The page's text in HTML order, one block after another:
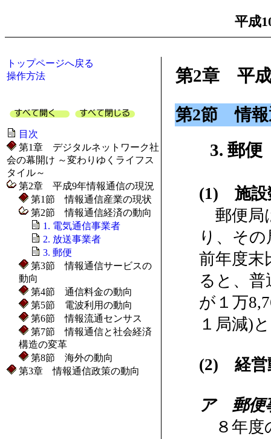
平成
トップページへ戻る
操作方法
目次
第1章 デジタルネットワーク社
会の幕開け ～変わりゆくライフス
タイル～
第2章 平成9年情報通信の現況
第1節 情報通信産業の現状
第2節 情報通信経済の動向
1. 電気通信事業者
2. 放送事業者
3. 郵便
第3節 情報通信サービスの
動向
第4節 通信料金の動向
第5節 電波利用の動向
第6節 情報流通センサス
第7節 情報通信と社会経済
構造の変革
第8節 海外の動向
第3章 情報通信政策の動向
第2章 平成
第2節 情報
3. 郵便
(1) 施設
郵便局
り、そ
前年度末
ると、普
が１万
１局減)
(2) 経営
ア 郵便
８年度